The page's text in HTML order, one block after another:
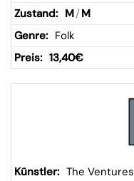
M/ M
Folk
13,40€
The Ventures